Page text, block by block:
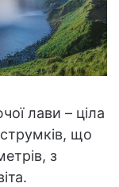
лави – ціла
що
з